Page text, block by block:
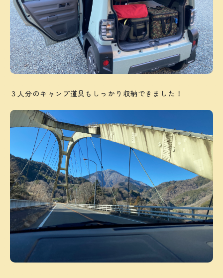
３人分のキャンプ道具もしっかり収納できました！